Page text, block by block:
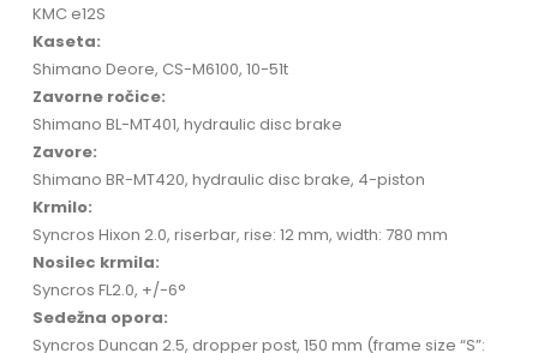
KMC e12S
Kaseta:
Shimano Deore, CS-M6100, 10-51t
Zavorne ročice:
Shimano BL-MT401, hydraulic disc brake
Zavore:
Shimano BR-MT420, hydraulic disc brake, 4-piston
Krmilo:
Syncros Hixon 2.0, riserbar, rise: 12 mm, width: 780 mm
Nosilec krmila:
Syncros FL2.0, +/-6°
Sedežna opora:
Syncros Duncan 2.5, dropper post, 150 mm (frame size “S”: